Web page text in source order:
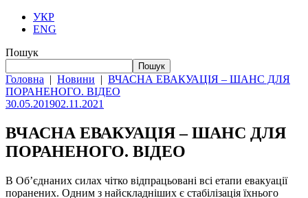
УКР
ENG
Пошук
Пошук
Головна | Новини | ВЧАСНА ЕВАКУАЦІЯ – ШАНС ДЛЯ
ПОРАНЕНОГО. ВІДЕО
30.05.201902.11.2021
ВЧАСНА ЕВАКУАЦІЯ – ШАНС ДЛЯ
ПОРАНЕНОГО. ВІДЕО
В Об’єднаних силах чітко відпрацьовані всі етапи евакуації
поранених. Одним з найскладніших є стабілізація їхнього